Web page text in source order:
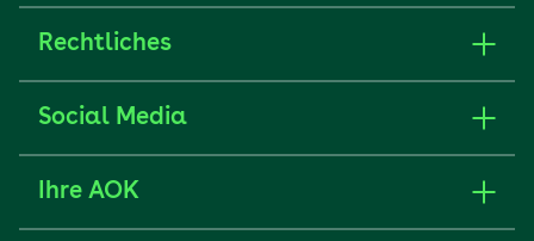
Rechtliches
Social Media
Ihre AOK